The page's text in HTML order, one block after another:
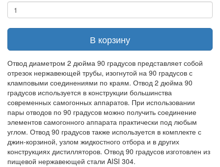
В корзину
Отвод диаметром 2 дюйма 90 градусов представляет собой
отрезок нержавеющей трубы, изогнутой на 90 градусов с
кламповыми соединениями по краям. Отвод 2 дюйма 90
градусов используется в конструкции большинства
современных самогонных аппаратов. При использовании
пары отводов по 90 градусов можно получить соединение
элементов самогонного аппарата практически под любым
углом. Отвод 90 градусов также используется в комплекте с
джин-корзиной, узлом жидкостного отбора и в других
конструкциях дистилляторов. Отвод 90 градусов изготовлен из
пищевой нержавеющей стали AISI 304.